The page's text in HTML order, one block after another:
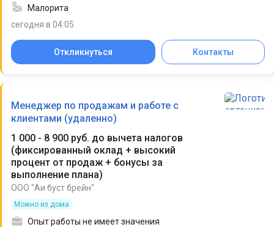
Малорита
сегодня в 04:05
Откликнуться Контакты
Менеджер по продажам и работе с
клиентами (удаленно)
1 000 - 8 900 руб. до вычета налогов
(фиксированный оклад + высокий
процент от продаж + бонусы за
выполнение плана)
ООО "Аи буст брейн"
Можно из дома
Опыт работы не имеет значения